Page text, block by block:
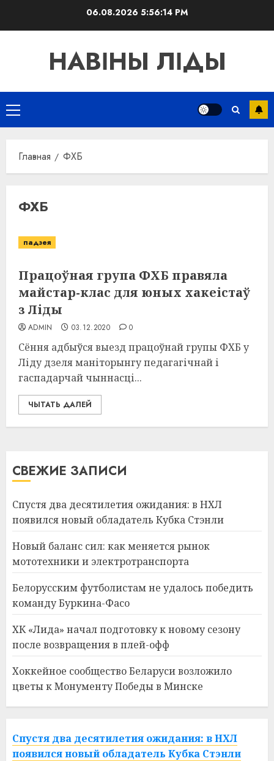
06.08.2026 5:56:14 PM
НАВІНЫ ЛІДЫ
Основное
меню
Главная ФХБ
ФХБ
падзея
Працоўная група ФХБ правяла
майстар-клас для юных хакеістаў
з Ліды
ADMIN 03.12.2020 0
Сёння адбыўся выезд працоўнай групы ФХБ у
Ліду дзеля маніторынгу педагагічнай і
гаспадарчай чыннасці...
ЧЫТАТЬ ДАЛЕЙ
СВЕЖИЕ ЗАПИСИ
Спустя два десятилетия ожидания: в НХЛ
появился новый обладатель Кубка Стэнли
Новый баланс сил: как меняется рынок
мототехники и электротранспорта
Белорусским футболистам не удалось победить
команду Буркина-Фасо
ХК «Лида» начал подготовку к новому сезону
после возвращения в плей-офф
Хоккейное сообщество Беларуси возложило
цветы к Монументу Победы в Минске
Спустя два десятилетия ожидания: в НХЛ
появился новый обладатель Кубка Стэнли